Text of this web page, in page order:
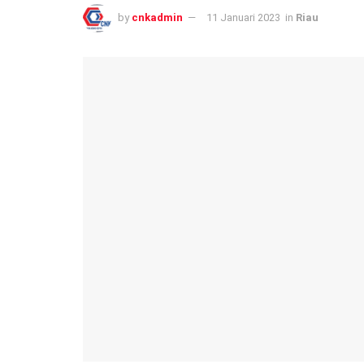
by cnkadmin 11 Januari 2023 in Riau